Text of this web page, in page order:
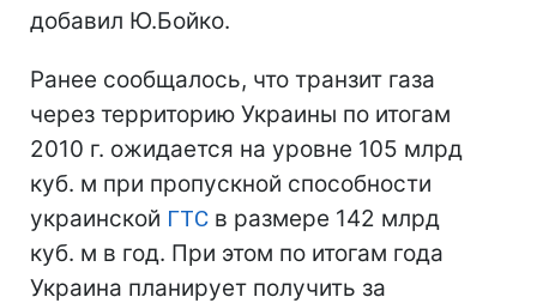
добавил Ю.Бойко.
Ранее сообщалось, что транзит газа
через территорию Украины по итогам
2010 г. ожидается на уровне 105 млрд
куб. м при пропускной способности
украинской ГТС в размере 142 млрд
куб. м в год. При этом по итогам года
Украина планирует получить за